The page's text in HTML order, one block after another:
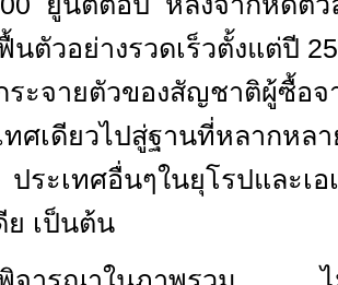
นตัวอย่างรวดเร็วตั้งแต่ปี
ระจายตัวของสัญชาติผู้ซื้อจ
ทศเดียวไปสู่ฐานที่หลากห
ประเทศอื่นๆในยุโรปและเ
ย เป็นต้น